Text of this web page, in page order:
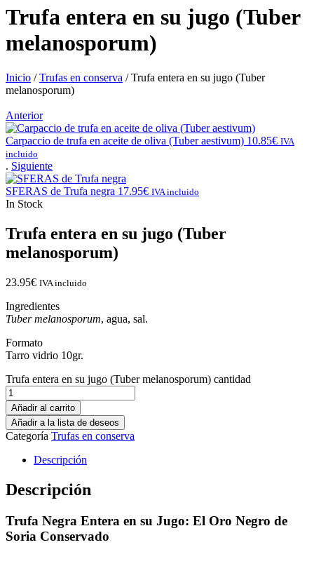
Trufa entera en su jugo (Tuber
melanosporum)
Inicio /Trufas en conserva /Trufa entera en su jugo (Tuber
melanosporum)
Anterior
Carpaccio de trufa en aceite de oliva (Tuber aestivum) 10.85€ IVA
incluido
. Siguiente
SFERAS de Trufa negra 17.95€ IVA incluido
In Stock
Trufa entera en su jugo (Tuber
melanosporum)
23.95€ IVA incluido
Ingredientes
Tuber melanosporum, agua, sal.
Formato
Tarro vidrio 10gr.
Trufa entera en su jugo (Tuber melanosporum) cantidad
Añadir al carrito
Añadir a la lista de deseos
Categoría Trufas en conserva
Descripción
Descripción
Trufa Negra Entera en su Jugo: El Oro Negro de
Soria Conservado